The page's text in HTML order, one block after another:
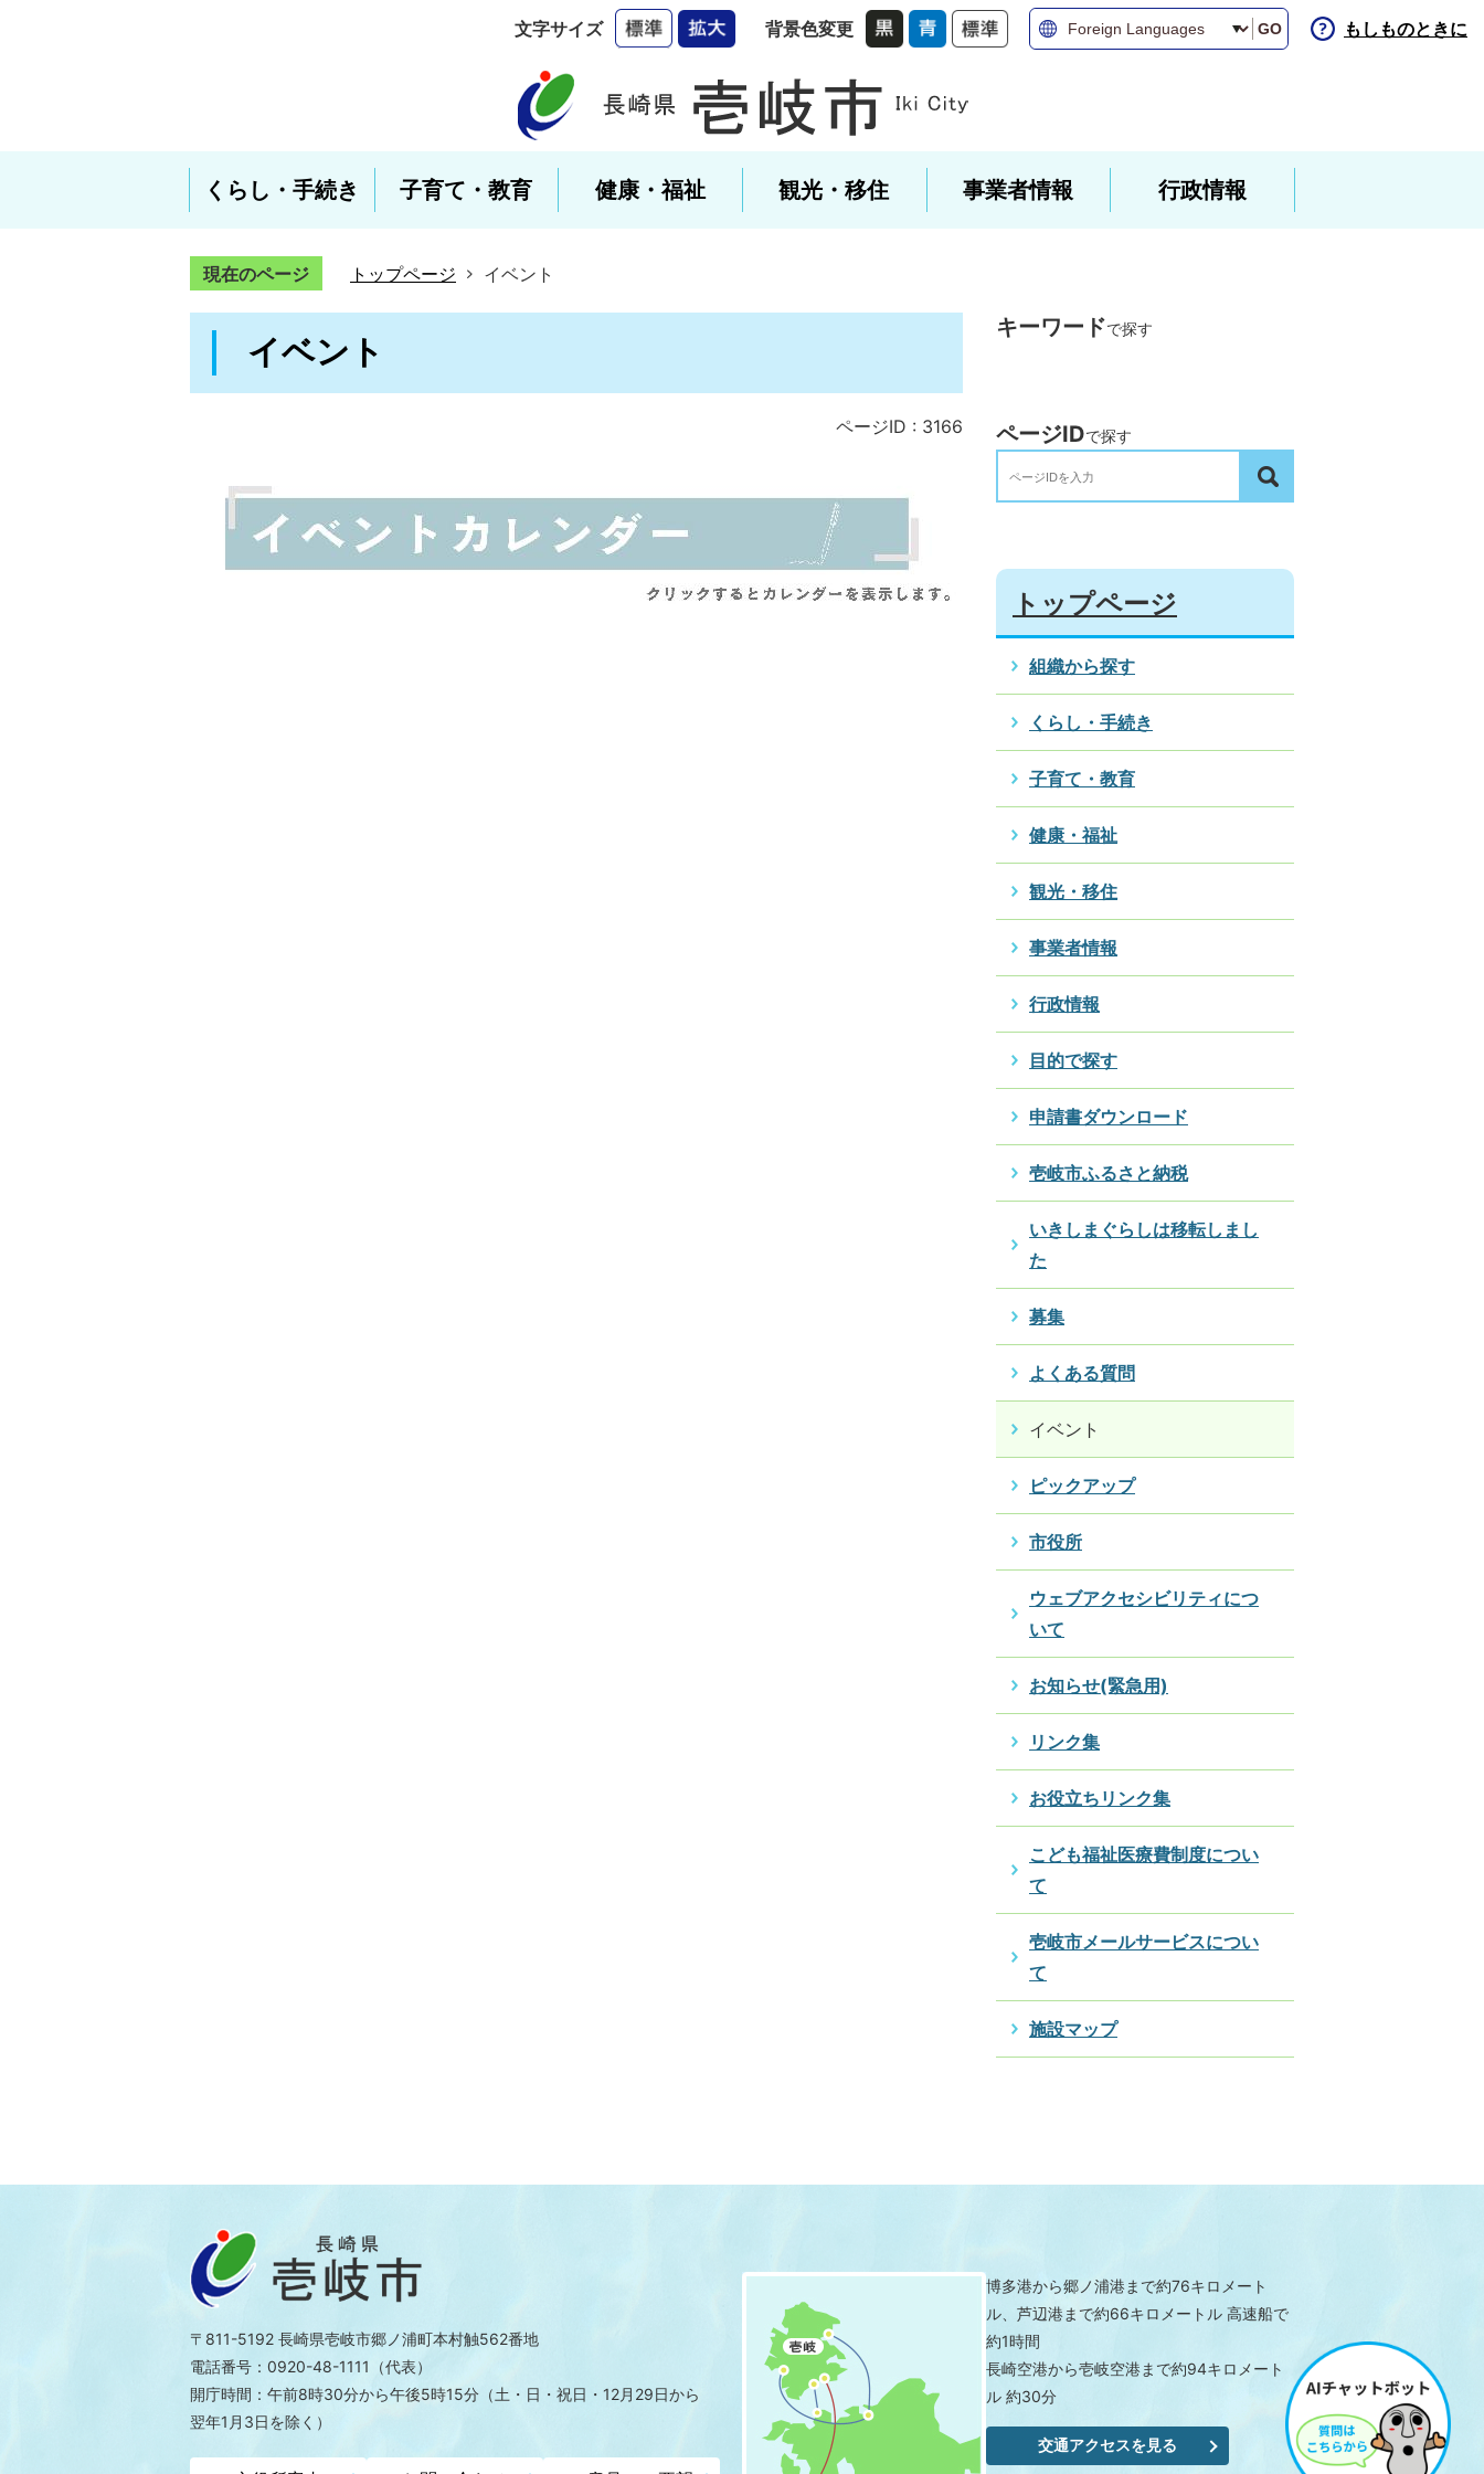
文字サイズ 背景色変更 GO もしものときに
くらし・手続き 子育て・教育 健康・福祉 観光・移住 事業者情報 行政情報
現在のページ トップページ イベント
イベント
ページID : 3166
キーワードで探す
ページIDで探す
トップページ
組織から探す
くらし・手続き
子育て・教育
健康・福祉
観光・移住
事業者情報
行政情報
目的で探す
申請書ダウンロード
壱岐市ふるさと納税
いきしまぐらしは移転しまし
た
募集
よくある質問
イベント
ピックアップ
市役所
ウェブアクセシビリティにつ
いて
お知らせ(緊急用)
リンク集
お役立ちリンク集
こども福祉医療費制度につい
て
壱岐市メールサービスについ
て
施設マップ
〒811-5192 長崎県壱岐市郷ノ浦町本村触562番地
電話番号：0920-48-1111（代表）
開庁時間：午前8時30分から午後5時15分 （土・日・祝日・12月29日から
翌年1月3日を除く）
博多港から郷ノ浦港まで約76キロメート
ル、芦辺港まで約66キロメートル 高速船で
約1時間
長崎空港から壱岐空港まで約94キロメート
ル 約30分
交通アクセスを見る